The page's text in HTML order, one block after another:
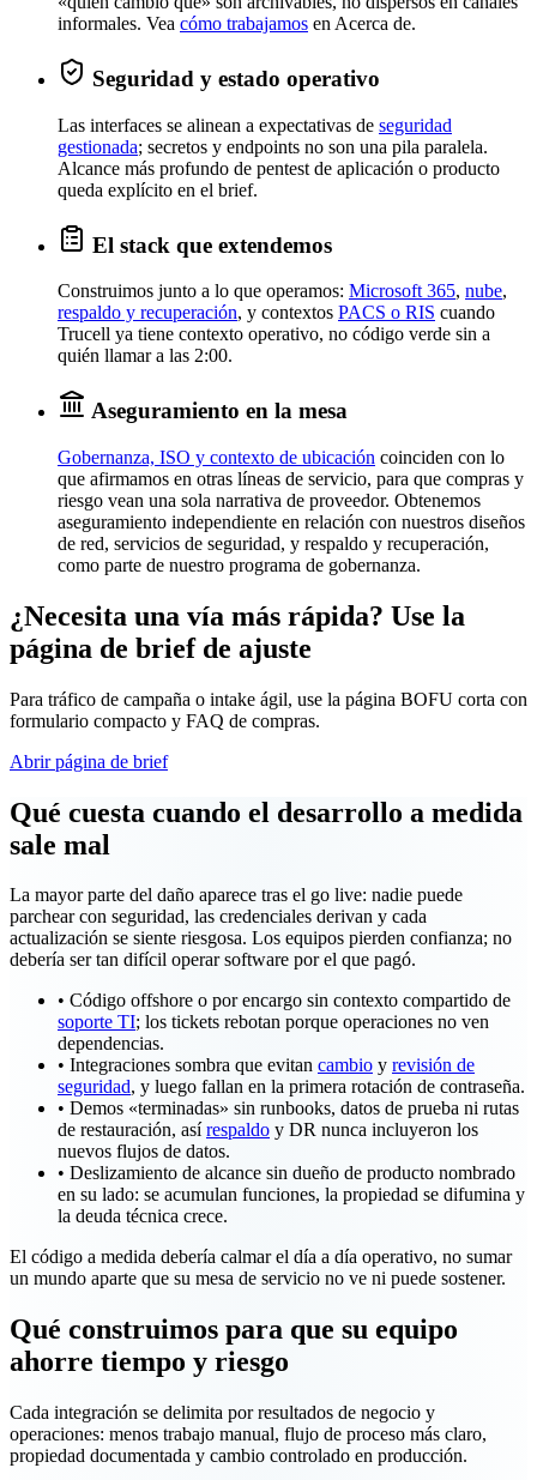
informales. Vea cómo trabajamos en Acerca de.
Seguridad y estado operativo
Las interfaces se alinean a expectativas de seguridad
gestionada; secretos y endpoints no son una pila paralela.
Alcance más profundo de pentest de aplicación o producto
queda explícito en el brief.
El stack que extendemos
Construimos junto a lo que operamos: Microsoft 365, nube,
respaldo y recuperación, y contextos PACS o RIS cuando
Trucell ya tiene contexto operativo, no código verde sin a
quién llamar a las 2:00.
Aseguramiento en la mesa
Gobernanza, ISO y contexto de ubicación coinciden con lo
que afirmamos en otras líneas de servicio, para que compras y
riesgo vean una sola narrativa de proveedor. Obtenemos
aseguramiento independiente en relación con nuestros diseños
de red, servicios de seguridad, y respaldo y recuperación,
como parte de nuestro programa de gobernanza.
¿Necesita una vía más rápida? Use la
página de brief de ajuste
Para tráfico de campaña o intake ágil, use la página BOFU corta con
formulario compacto y FAQ de compras.
Abrir página de brief
Qué cuesta cuando el desarrollo a medida
sale mal
La mayor parte del daño aparece tras el go live: nadie puede
parchear con seguridad, las credenciales derivan y cada
actualización se siente riesgosa. Los equipos pierden confianza; no
debería ser tan difícil operar software por el que pagó.
• Código offshore o por encargo sin contexto compartido de
soporte TI; los tickets rebotan porque operaciones no ven
dependencias.
• Integraciones sombra que evitan cambio y revisión de
seguridad, y luego fallan en la primera rotación de contraseña.
• Demos «terminadas» sin runbooks, datos de prueba ni rutas
de restauración, asírespaldo y DR nunca incluyeron los
nuevos flujos de datos.
• Deslizamiento de alcance sin dueño de producto nombrado
en su lado: se acumulan funciones, la propiedad se difumina y
la deuda técnica crece.
El código a medida debería calmar el día a día operativo, no sumar
un mundo aparte que su mesa de servicio no ve ni puede sostener.
Qué construimos para que su equipo
ahorre tiempo y riesgo
Cada integración se delimita por resultados de negocio y
operaciones: menos trabajo manual, flujo de proceso más claro,
propiedad documentada y cambio controlado en producción.